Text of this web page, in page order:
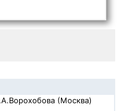
(Москва)